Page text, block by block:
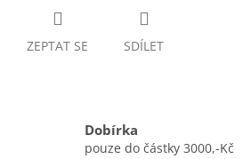
ZEPTAT SE SDÍLET
Dobírka
pouze do částky 3000,-Kč